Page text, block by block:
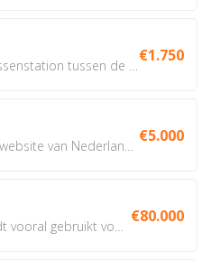
€1.750
€5.000
€80.000